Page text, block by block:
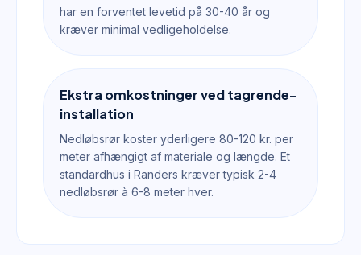
har en forventet levetid på 30-40 år og
kræver minimal vedligeholdelse.
Ekstra omkostninger ved tagrende-
installation
Nedløbsrør koster yderligere 80-120 kr. per
meter afhængigt af materiale og længde. Et
standardhus i Randers kræver typisk 2-4
nedløbsrør à 6-8 meter hver.